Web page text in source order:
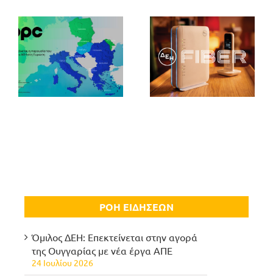
ΡΟΗ ΕΙΔΗΣΕΩΝ
Όμιλος ΔΕΗ: Επεκτείνεται στην αγορά
της Ουγγαρίας με νέα έργα ΑΠΕ
24 Ιουλίου 2026